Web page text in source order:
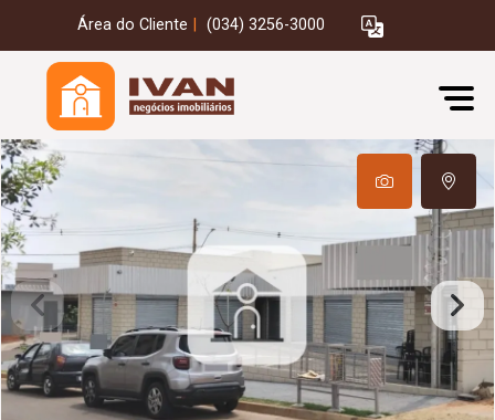
Área do Cliente (034) 3256-3000